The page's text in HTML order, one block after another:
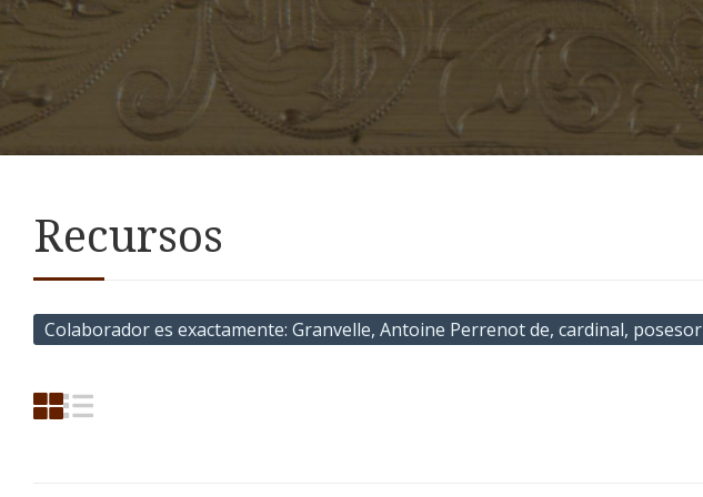
Recursos
Colaborador es exactamente Granvelle, Antoine Perrenot de, cardinal, posesor